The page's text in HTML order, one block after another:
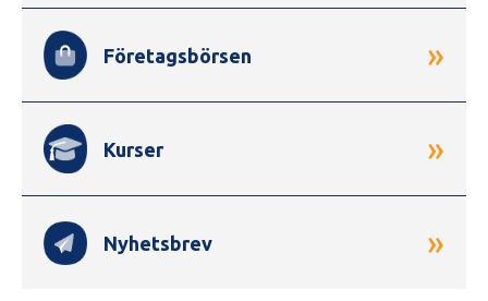
Företagsbörsen »
Kurser »
Nyhetsbrev »